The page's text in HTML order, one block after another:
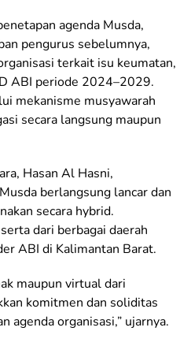
agenda Musda,
pengurus sebelumnya,
terkait isu keumatan,
ABI periode 2024–2029.
mekanisme musyawarah
secara langsung maupun
Hasan Al Hasni,
berlangsung lancar dan
secara hybrid.
dari berbagai daerah
ABI di Kalimantan Barat.
maupun virtual dari
komitmen dan soliditas
agenda organisasi,” ujarnya.